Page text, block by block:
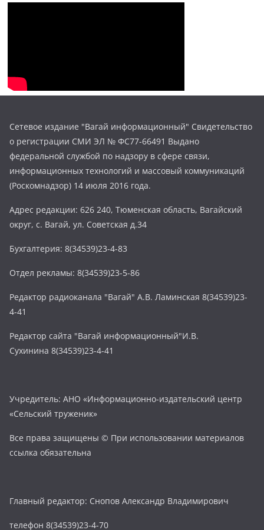
Сетевое издание "Вагай информационный" Свидетельство
о регистрации СМИ ЭЛ № ФС77-66491 Выдано
федеральной службой по надзору в сфере связи,
информационных технологий и массовый коммуникаций
(Роскомнадзор) 14 июля 2016 года.
Адрес редакции: 626 240, Тюменская область, Вагайский
округ, с. Вагай, ул. Советская д.34
Бухгалтерия: 8(34539)23-4-83
Отдел рекламы: 8(34539)23-5-86
Редактор радиоканала "Вагай" А.В. Ламинская 8(34539)23-
4-41
Редактор сайта "Вагай информационный"И.В.
Сухинина 8(34539)23-4-41
Учредитель: АНО «Информационно-издательский центр
«Сельский труженик»
Все права защищены © При использовании материалов
ссылка обязательна
Главный редактор: Снопов Александр Владимирович
телефон 8(34539)23-4-70